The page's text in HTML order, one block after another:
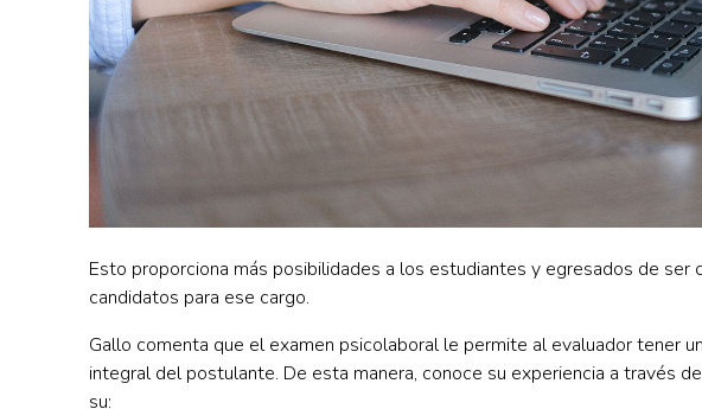
Esto proporciona más posibilidades a los estudiantes y egresados de
candidatos para ese cargo.
Gallo comenta que el examen psicolaboral le permite al evaluador tener
integral del postulante. De esta manera, conoce su experiencia a través
su: